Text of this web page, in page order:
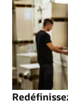
avec OCI
Découvrir